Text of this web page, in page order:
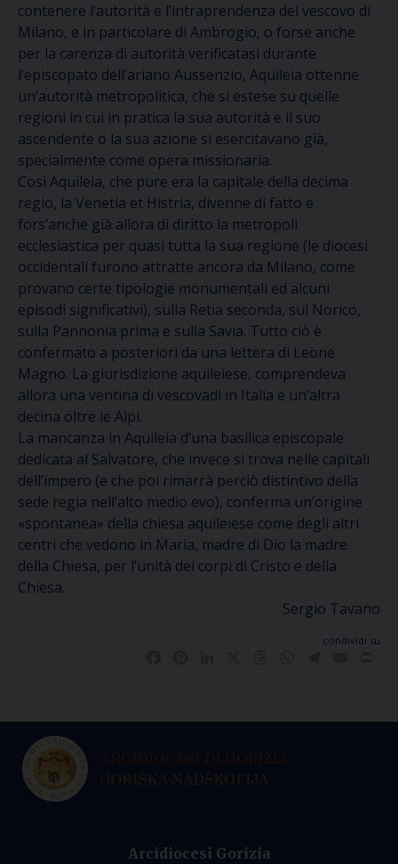
contenere l’autorità e l’intraprendenza del vescovo di
Milano, e in particolare di Ambrogio, o forse anche
per la carenza di autorità verificatasi durante
l’episcopato dell’ariano Aussenzio, Aquileia ottenne
un’autorità metropolitica, che si estese su quelle
regioni in cui in pratica la sua autorità e il suo
ascendente o la sua azione si esercitavano già,
specialmente come opera missionaria.
Così Aquileia, che pure era la capitale della decima
regio, la Venetia et Histria, divenne di fatto e
fors’anche già allora di diritto la metropoli
ecclesiastica per quasi tutta la sua regione (le diocesi
occidentali furono attratte ancora da Milano, come
provano certe tipologie monumentali ed alcuni
episodi significativi), sulla Retia seconda, sul Norico,
sulla Pannonia prima e sulla Savia. Tutto ciò è
confermato a posteriori da una lettera di Leone
Magno. La giurisdizione aquileiese, comprendeva
allora una ventina di vescovadi in Italia e un’altra
decina oltre le Alpi.
La mancanza in Aquileia d’una basilica episcopale
dedicata al Salvatore, che invece si trova nelle capitali
dell’impero (e che poi rimarrà perciò distintivo della
sede regia nell’alto medio evo), conferma un’origine
«spontanea» della chiesa aquileiese come degli altri
centri che vedono in Maria, madre di Dio la madre
della Chiesa, per l’unità dei corpi di Cristo e della
Chiesa.
Sergio Tavano
condividi su
Arcidiocesi Gorizia